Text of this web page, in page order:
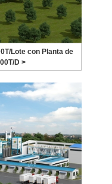
Lote con Planta de
D >